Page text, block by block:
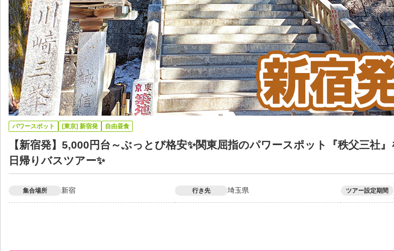
パワースポット [東京] 新宿発 自由昼食
【新宿発】5,000円台～ぶっとび格安✨関東屈指のパワースポット『秩父三社
日帰りバスツアー✨
集合場所 新宿 行き先 埼玉県 ツアー設定期間